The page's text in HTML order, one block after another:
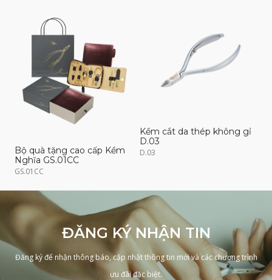
Bộ quà tặng cao cấp Kềm
Nghĩa GS.01CC
GS.01CC
Kềm cắt da thép không gỉ
D.03
D.03
ĐĂNG KÝ NHẬN TIN
Đăng ký để nhận thông báo, cập nhật thông tin mới và các chương trình
ưu đãi đặc biệt.